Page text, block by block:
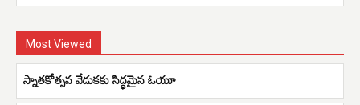
Most Viewed
స్నాతకోత్సవ వేడుకకు సిద్ధమైన ఓయూ